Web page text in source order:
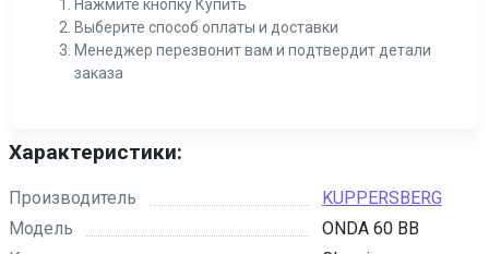
Нажмите кнопку Купить
Выберите способ оплаты и доставки
Менеджер перезвонит вам и подтвердит детали
заказа
Характеристики:
Производитель
KUPPERSBERG
Модель
ONDA 60 BB